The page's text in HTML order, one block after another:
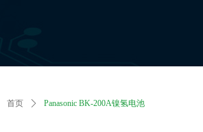
首页 ꄲ Panasonic BK-200A镍氢电池